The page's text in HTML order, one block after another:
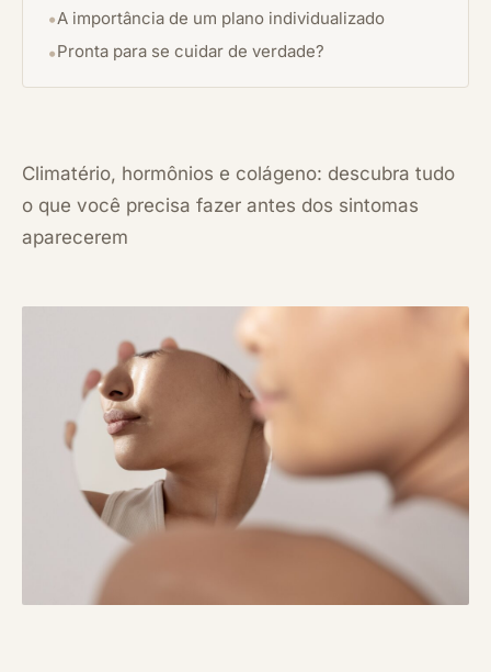
A importância de um plano individualizado
Pronta para se cuidar de verdade?
Climatério, hormônios e colágeno: descubra tudo
o que você precisa fazer antes dos sintomas
aparecerem